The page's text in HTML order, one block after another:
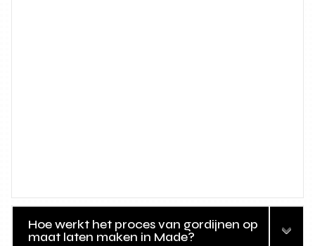
Hoe werkt het proces van gordijnen op
maat laten maken in Made?